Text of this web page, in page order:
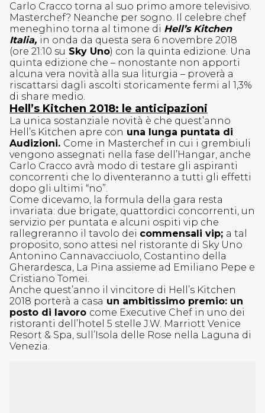
Carlo Cracco torna al suo primo amore televisivo.
Masterchef? Neanche per sogno. Il celebre chef
meneghino torna al timone di Hell’s Kitchen
Italia, in onda da questa sera 6 novembre 2018
(ore 21:10 su Sky Uno) con la quinta edizione. Una
quinta edizione che – nonostante non apporti
alcuna vera novità alla sua liturgia – proverà a
riscattarsi dagli ascolti storicamente fermi al 1,3%
di share medio.
Hell’s Kitchen 2018: le anticipazioni
La unica sostanziale novità è che quest’anno
Hell’s Kitchen apre con una lunga puntata di
Audizioni. Come in Masterchef in cui i grembiuli
vengono assegnati nella fase dell’Hangar, anche
Carlo Cracco avrà modo di testare gli aspiranti
concorrenti che lo diventeranno a tutti gli effetti
dopo gli ultimi “no”.
Come dicevamo, la formula della gara resta
invariata: due brigate, quattordici concorrenti, un
servizio per puntata e alcuni ospiti vip che
rallegreranno il tavolo dei commensali vip; a tal
proposito, sono attesi nel ristorante di Sky Uno
Antonino Cannavacciuolo, Costantino della
Gherardesca, La Pina assieme ad Emiliano Pepe e
Cristiano Tomei.
Anche quest’anno il vincitore di Hell’s Kitchen
2018 porterà a casa un ambitissimo premio: un
posto di lavoro come Executive Chef in uno dei
ristoranti dell’hotel 5 stelle J.W. Marriott Venice
Resort & Spa, sull’Isola delle Rose nella Laguna di
Venezia.